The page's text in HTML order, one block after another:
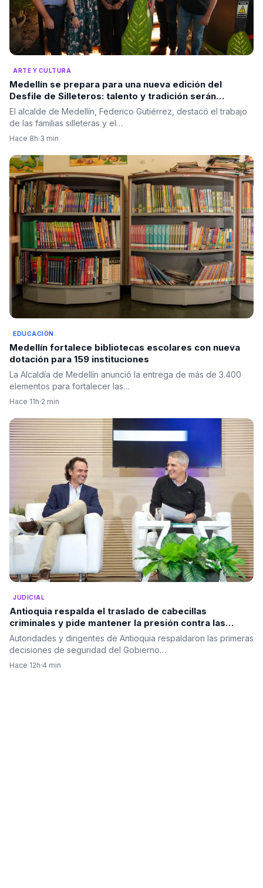
ARTE Y CULTURA
Medellín se prepara para una nueva edición del
Desfile de Silleteros: talento y tradición serán
protagonistas
El alcalde de Medellín, Federico Gutiérrez, destacó el trabajo
de las familias silleteras y el…
Hace 8h·3 min
EDUCACIÓN
Medellín fortalece bibliotecas escolares con nueva
dotación para 159 instituciones
La Alcaldía de Medellín anunció la entrega de más de 3.400
elementos para fortalecer las…
Hace 11h·2 min
JUDICIAL
Antioquia respalda el traslado de cabecillas
criminales y pide mantener la presión contra las
estructuras ilegales
Autoridades y dirigentes de Antioquia respaldaron las primeras
decisiones de seguridad del Gobierno…
Hace 12h·4 min